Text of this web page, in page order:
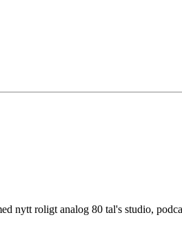
nytt roligt analog 80 tal's studio,